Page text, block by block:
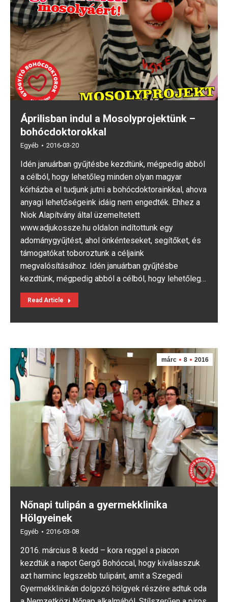
Áprilisban indul a Mosolyprojektünk –
bohócdoktorokkal
Egyéb 2016-03-20
Idén januárban gyűjtésbe kezdtünk, mégpedig abból
a célból, hogy lehetőleg minden olyan magyar
kórházba el tudjunk jutni a bohócdoktorainkkal, ahova
anyagi lehetőségeink idáig nem engedték. Ehhez a
Niok Alapítvány által üzemeltetett
www.adjukossze.hu oldalon indítottunk egy
adománygyűjtést, ahol önkénteseket, segítőket, és
támogatókat toboroztunk a céljaink
megvalósításához. Idén januárban gyűjtésbe
kezdtünk, mégpedig abból a célból, hogy lehetőleg…
Read Article
márc 8 2016
Nőnapi tulipán a gyermekklinika
Hölgyeinek
Egyéb 2016-03-08
2016. március 8. kedd – kora reggel a piacon
kezdtük a napot Gergő Bohóccal, hogy kiválasszuk
azt harminc legszebb tulipánt, amit a Szegedi
Gyermekklinikán dolgozó hölgyek részére adtuk oda